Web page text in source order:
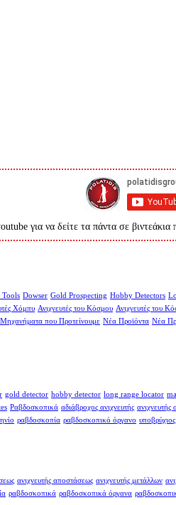
για να δείτε τα πάντα σε βιντεάκια
Dowser Gold Prospecting Hobby Detectors
Χόμπυ Ανιχνευτές του Κόσμου Ανιχνευτές του
Μηχανήματα που Προτείνουμε Νέα Προϊόντα Νέα
gold detector hobby detector long range locator
Ραβδοσκοπικά αδιάβροχος ανιχνευτής ανιχνευτής
ραβδοσκοπία ραβδοσκοπικό όργανο
ανιχνευτής αποστάσεως ανιχνευτής μετάλλων
ραβδοσκοπικά ραβδοσκοπικά όργανα